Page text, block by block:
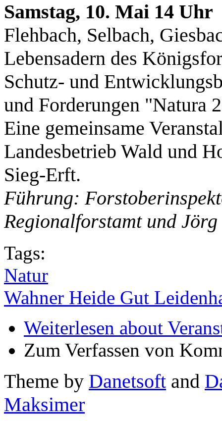
Samstag, 10. Mai 14
Flehbach, Selbach,
Lebensadern des
Schutz- und
und Forderungen "Natura
Eine gemeinsame
Landesbetrieb Wald und
Sieg-
Führung:
Regionalforstamt und
Tags:
Natur
Wahner Heide Gut
Weiterlesen about
Zum Verfassen von
Theme by Danetsoft and
Maksimer